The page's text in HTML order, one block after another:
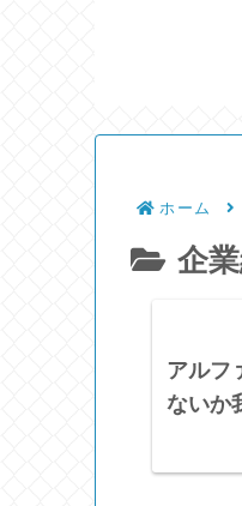
ホーム
企
アルフ
ないか